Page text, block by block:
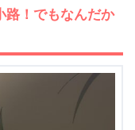
路！でもなんだか